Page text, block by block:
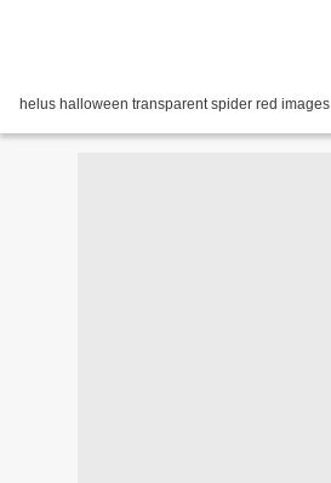
helus halloween transparent spider red images